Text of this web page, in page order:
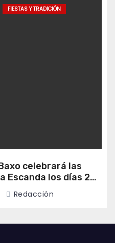
FIESTAS Y TRADICIÓN
celebrará las
Escanda los días 22
Redacción